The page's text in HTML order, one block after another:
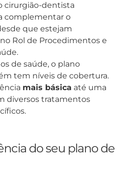
cirurgião-dentista
complementar o
que estejam
Rol de Procedimentos e
de saúde, o plano
tem níveis de cobertura.
mais básica até uma
diversos tratamentos
do seu plano de